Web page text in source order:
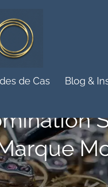
de Cas Blog &